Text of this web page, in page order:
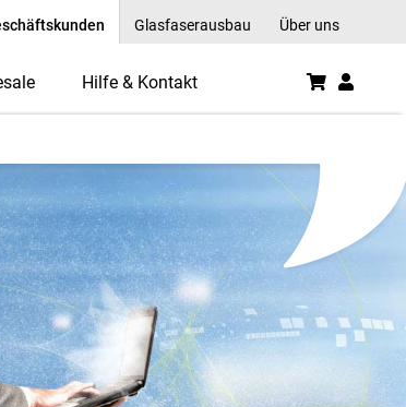
Glasfaserausbau Über uns
Hilfe & Kontakt